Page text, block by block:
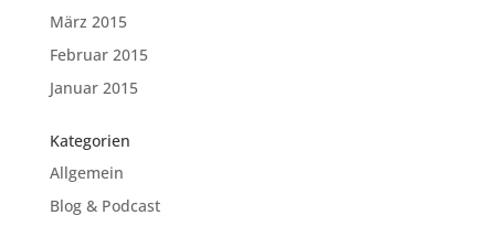
März 2015
Februar 2015
Januar 2015
Kategorien
Allgemein
Blog & Podcast